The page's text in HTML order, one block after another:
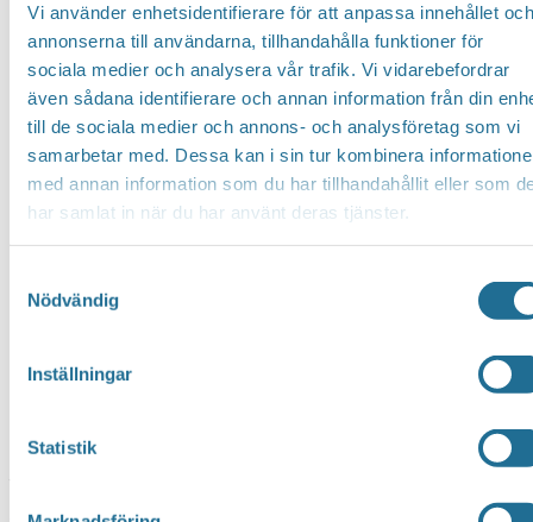
Vi använder enhetsidentifierare för att anpassa innehållet och
annonserna till användarna, tillhandahålla funktioner för
sociala medier och analysera vår trafik. Vi vidarebefordrar
även sådana identifierare och annan information från din
till de sociala medier och annons- och analysföretag som vi
samarbetar med. Dessa kan i sin tur kombinera
med annan information som du har tillhandahållit eller som
har samlat in när du har använt deras tjänster.
Nödvändig
Inställningar
Statistik